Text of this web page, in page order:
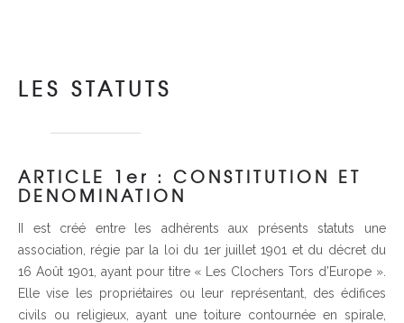
LES STATUTS
ARTICLE 1er : CONSTITUTION ET
DENOMINATION
II est créé entre les adhérents aux présents statuts une
association, régie par la loi du 1er juillet 1901 et du décret du
16 Août 1901, ayant pour titre « Les Clochers Tors d’Europe ».
Elle vise les propriétaires ou leur représentant, des édifices
civils ou religieux, ayant une toiture contournée en spirale,